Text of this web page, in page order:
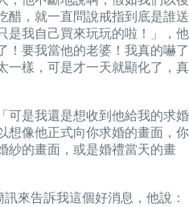
醋，就一直問說戒指到底是誰送
是我自己買來玩玩的啦！」，他
！要我當他的老婆！我真的嚇了
一樣，可是才一天就顯化了，真
可是我還是想收到他給我的求婚
想像他正式向你求婚的畫面，你
紗的畫面，或是婚禮當天的畫
來告訴我這個好消息，他說：